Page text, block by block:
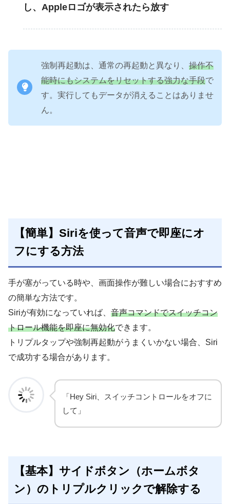
し、Appleロゴが表示されたら放す
強制再起動は、通常の再起動と異なり、 操作不
能時にもシステムをリセットする強力な手段で
す。実行してもデータが消えることはありませ
ん。
【簡単】Siriを使って音声で即座にオ
フにする方法
手が塞がっている時や、画面操作が難しい場合におすすめ
の簡単な方法です。
Siriが有効になっていれば、 音声コマンドでスイッチコン
トロール機能を即座に無効化できます。
トリプルタップや強制再起動がうまくいかない場合、Siri
で成功する場合があります。
「Hey Siri、スイッチコントロールをオフに
して」
【基本】サイドボタン（ホームボタ
ン）のトリプルクリックで解除する